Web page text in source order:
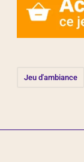
Jeu d'ambiance